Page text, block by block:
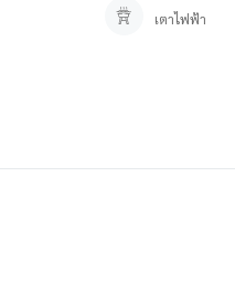
เตาไฟฟ้า